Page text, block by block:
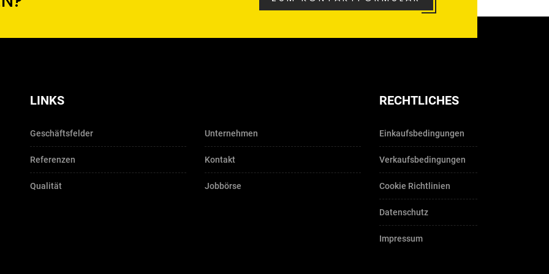
LINKS
Geschäftsfelder
Referenzen
Qualität
Unternehmen
Kontakt
Jobbörse
RECHTLICHES
Einkaufsbedingungen
Verkaufsbedingungen
Cookie Richtlinien
Datenschutz
Impressum